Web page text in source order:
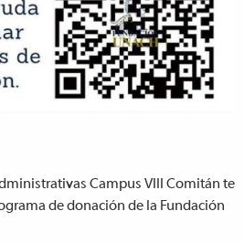
Campus VIII Comitán te
de donación de la Fundación